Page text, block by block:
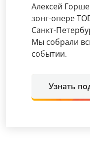
Алексей
зонг-опере
Санкт-
Мы собрали
событии.
Узнать